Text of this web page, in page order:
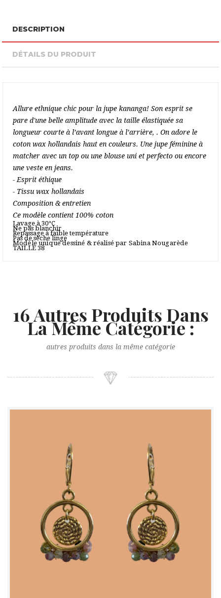
DESCRIPTION
DÉTAILS DU PRODUIT
Allure ethnique chic pour la jupe kananga! Son esprit se
pare d'une belle amplitude avec la taille élastiquée sa
longueur courte à l’avant longue à l’arrière, . On adore le
coton wax hollandais haut en couleurs. Une jupe féminine à
matcher avec un top ou une blouse uni et perfecto ou encore
une veste en jeans.
- Esprit éthique
- Tissu wax hollandais
Composition & entretien
Ce modèle contient 100% coton
Lavage à 30°C
Ne pas blanchir
Repassage à faible température
Pas de sèche linge
Modèle unique dessiné & réalisé par Sabina Nougarède
TAILLE 38
16 Autres Produits Dans
La Même Catégorie :
autres produits dans la même catégorie